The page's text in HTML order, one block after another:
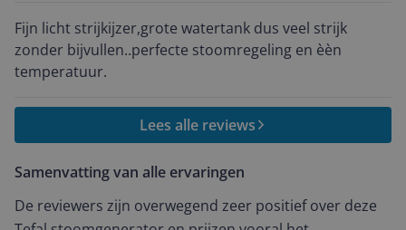
ik het ook enthousiast aan onze kinderen heb gedeeld.
Inmiddels hebben ook zij deze stoomgenerator
aangeschaft.
Fijn licht strijkijzer,grote watertank dus veel strijk
zonder bijvullen..perfecte stoomregeling en èèn
temperatuur.
Lees alle reviews
Samenvatting van alle ervaringen
De reviewers zijn overwegend zeer positief over deze